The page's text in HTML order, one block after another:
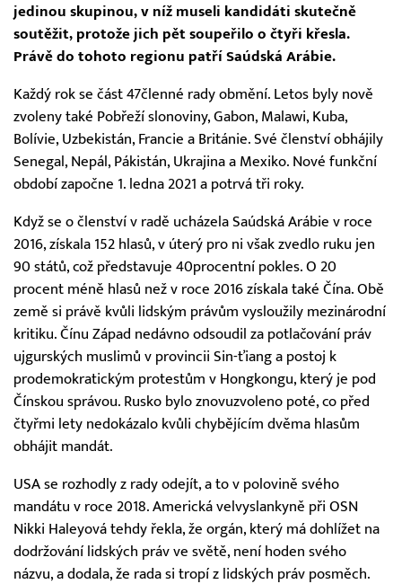
jedinou skupinou, v níž museli kandidáti skutečně
soutěžit, protože jich pět soupeřilo o čtyři křesla.
Právě do tohoto regionu patří Saúdská Arábie.
Každý rok se část 47členné rady obmění. Letos byly nově
zvoleny také Pobřeží slonoviny, Gabon, Malawi, Kuba,
Bolívie, Uzbekistán, Francie a Británie. Své členství obhájily
Senegal, Nepál, Pákistán, Ukrajina a Mexiko. Nové funkční
období započne 1. ledna 2021 a potrvá tři roky.
Když se o členství v radě ucházela Saúdská Arábie v roce
2016, získala 152 hlasů, v úterý pro ni však zvedlo ruku jen
90 států, což představuje 40procentní pokles. O 20
procent méně hlasů než v roce 2016 získala také Čína. Obě
země si právě kvůli lidským právům vysloužily mezinárodní
kritiku. Čínu Západ nedávno odsoudil za potlačování práv
ujgurských muslimů v provincii Sin-ťiang a postoj k
prodemokratickým protestům v Hongkongu, který je pod
Čínskou správou. Rusko bylo znovuzvoleno poté, co před
čtyřmi lety nedokázalo kvůli chybějícím dvěma hlasům
obhájit mandát.
USA se rozhodly z rady odejít, a to v polovině svého
mandátu v roce 2018. Americká velvyslankyně při OSN
Nikki Haleyová tehdy řekla, že orgán, který má dohlížet na
dodržování lidských práv ve světě, není hoden svého
názvu, a dodala, že rada si tropí z lidských práv posměch.